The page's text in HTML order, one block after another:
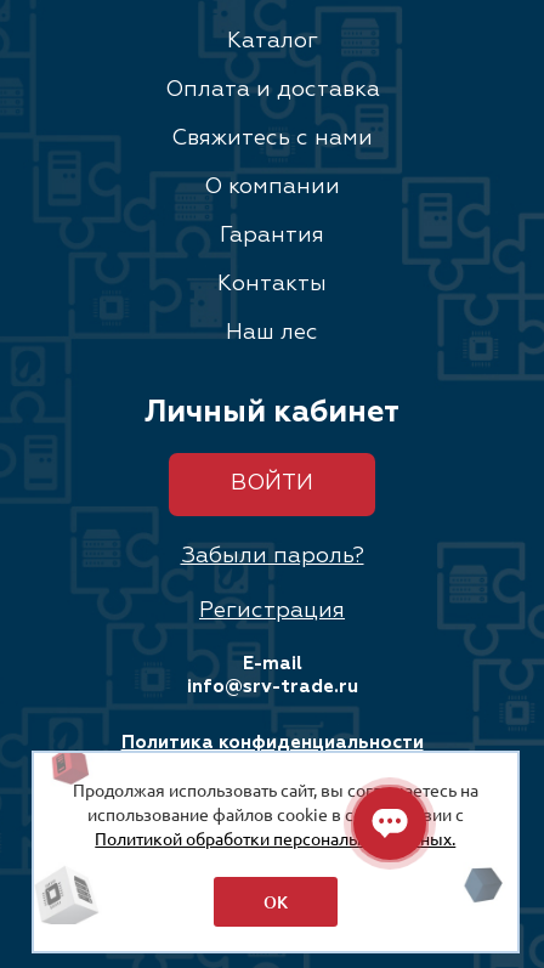
Каталог
Оплата и доставка
Свяжитесь с нами
О компании
Гарантия
Контакты
Наш лес
Личный кабинет
ВОЙТИ
Забыли пароль?
Регистрация
E-mail
info@srv-trade.ru
Политика конфиденциальности
Соглашение на обработку персональных данных
© 2008-2026
ООО «СРВ-Трейд»
Продолжая использовать сайт, вы соглашаетесь на
использование файлов cookie в соответствии с
Политикой обработки персональных данных.
ОК